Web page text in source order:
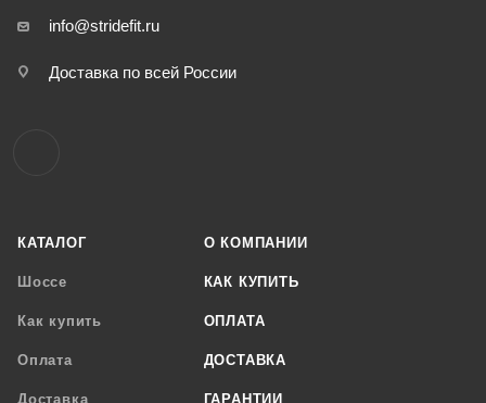
КАТАЛОГ
Шоссе
Как купить
Оплата
Доставка
О КОМПАНИИ
КАК КУПИТЬ
ОПЛАТА
ДОСТАВКА
ГАРАНТИИ
info@stridefit.ru
Доставка по всей России